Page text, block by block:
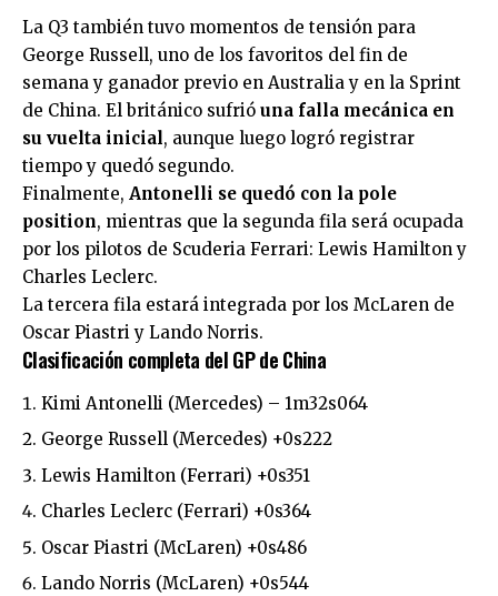
La Q3 también tuvo momentos de tensión para
George Russell, uno de los favoritos del fin de
semana y ganador previo en Australia y en la Sprint
de China. El británico sufrió una falla mecánica en
su vuelta inicial, aunque luego logró registrar
tiempo y quedó segundo.
Finalmente, Antonelli se quedó con la pole
position, mientras que la segunda fila será ocupada
por los pilotos de Scuderia Ferrari: Lewis Hamilton y
Charles Leclerc.
La tercera fila estará integrada por los McLaren de
Oscar Piastri y Lando Norris.
Clasificación completa del GP de China
Kimi Antonelli (Mercedes) – 1m32s064
George Russell (Mercedes) +0s222
Lewis Hamilton (Ferrari) +0s351
Charles Leclerc (Ferrari) +0s364
Oscar Piastri (McLaren) +0s486
Lando Norris (McLaren) +0s544